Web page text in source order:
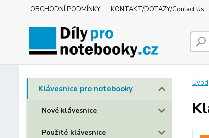
OBCHODNÍ PODMÍNKY KONTAKT/DOTAZY/Contact Us
Klávesnice pro notebooky
Nové klávesnice
Použité klávesnice
Úvod